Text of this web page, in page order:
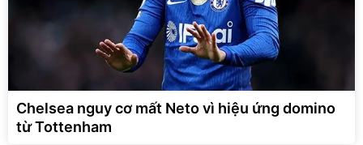
Chelsea nguy cơ mất Neto vì hiệu ứng domino
từ Tottenham